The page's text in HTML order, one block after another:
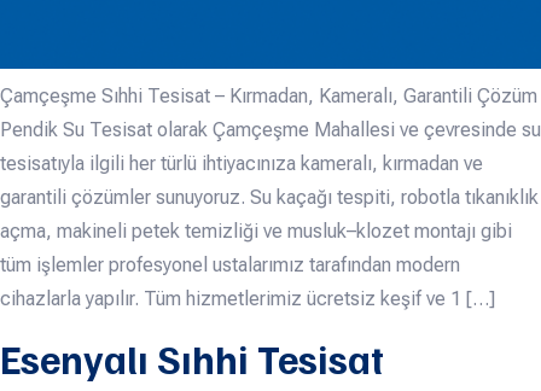
Çamçeşme Sıhhi Tesisat – Kırmadan, Kameralı, Garantili Çözüm
Pendik Su Tesisat olarak Çamçeşme Mahallesi ve çevresinde su
tesisatıyla ilgili her türlü ihtiyacınıza kameralı, kırmadan ve
garantili çözümler sunuyoruz. Su kaçağı tespiti, robotla tıkanıklık
açma, makineli petek temizliği ve musluk–klozet montajı gibi
tüm işlemler profesyonel ustalarımız tarafından modern
cihazlarla yapılır. Tüm hizmetlerimiz ücretsiz keşif ve 1 […]
Esenyalı Sıhhi Tesisat